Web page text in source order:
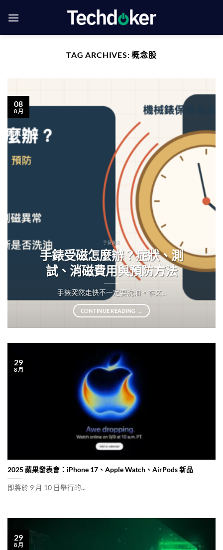
TAG ARCHIVES:概念股
手錶資訊
手錶受磁怎麼辦？症狀、測
試、消磁費用與預防方法
手錶突然走快不一定要洗油。本文...
CONTINUE READING →
08
8 月
2025 蘋果發表會：iPhone 17、Apple Watch、AirPods 新品
即將於 9 月 10 日舉行的...
29
8 月
29
8 月